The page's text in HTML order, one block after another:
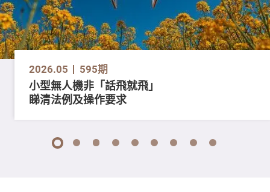
2026.05 595期
小型無人機非「話飛就飛」
睇清法例及操作要求
1 2 3 4 5 6 7 8 9